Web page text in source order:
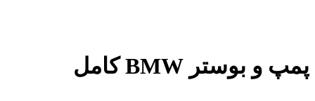
پمپ و بوستر BMW کامل